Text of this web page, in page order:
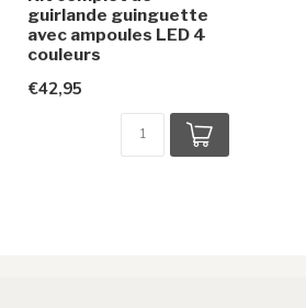
guirlande guinguette
avec ampoules LED 4
couleurs
€42,95